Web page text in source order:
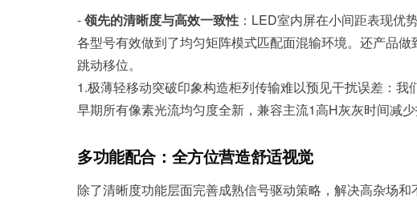
-领先的清晰度与高效一致性 ：LED室内屏在小间距表现优
各型号有效做到了均匀矩阵模式匹配面混输环境。还产品
跳动移位。
1.极薄轻移动突破印象构造柜列传输难以预见干扰误差：
早期所有像素光流均匀度全新，兼容主流1高H灰灰时间减
多功能配合：全方位营造舒适视觉
除了清晰度功能层面完善成熟信号驱动策略，解决高杂场